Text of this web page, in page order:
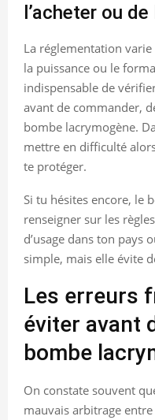
l’acheter ou
La réglementation
la puissance ou le
indispensable de
avant de commander,
bombe lacrymogène.
mettre en difficulté
te protéger.
Si tu hésites encore, le
renseigner sur les
d’usage dans ton pays
simple, mais elle évite
Les erreurs
éviter avant
bombe
On constate souvent
mauvais arbitrage